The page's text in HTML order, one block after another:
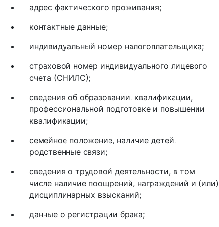
адрес фактического проживания;
контактные данные;
индивидуальный номер налогоплательщика;
страховой номер индивидуального лицевого
счета (СНИЛС);
сведения об образовании, квалификации,
профессиональной подготовке и повышении
квалификации;
семейное положение, наличие детей,
родственные связи;
сведения о трудовой деятельности, в том
числе наличие поощрений, награждений и (или)
дисциплинарных взысканий;
данные о регистрации брака;